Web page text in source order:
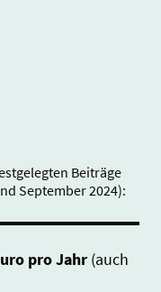
Beiträge
September 2024):
pro Jahr (auch